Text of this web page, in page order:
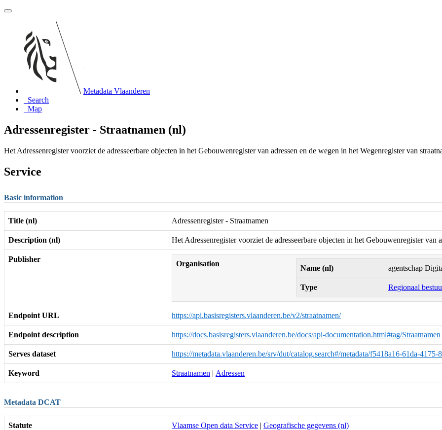
Metadata Vlaanderen
Search
Map
Adressenregister - Straatnamen (nl)
Het Adressenregister voorziet de adresseerbare objecten in het Gebouwenregister van adressen en de wegen in het Wegenregister van
Service
Basic information
Title (nl) Adressenregister - Straatnamen
Description (nl) Het Adressenregister voorziet de adresseerbare objecten in het Gebouwenregister van
Publisher
Organisation
Name (nl) agentschap
Type Regionaal
Endpoint URL https://api.basisregisters.vlaanderen.be/v2/straatnamen/
Endpoint description https://docs.basisregisters.vlaanderen.be/docs/api-documentation.html#tag/Straatnamen
Serves dataset https://metadata.vlaanderen.be/srv/dut/catalog.search#/metadata/f5418a16-61da-
Keyword Straatnamen | Adressen
Metadata DCAT
Statute Vlaamse Open data Service | Geografische gegevens (nl)